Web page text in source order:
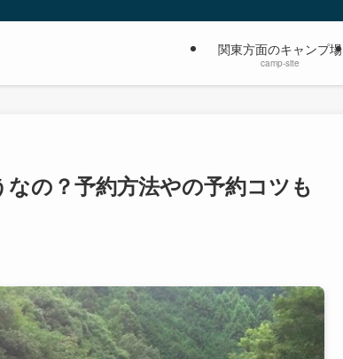
関東方面のキャンプ場
camp-site
の？予約方法やの予約コツも